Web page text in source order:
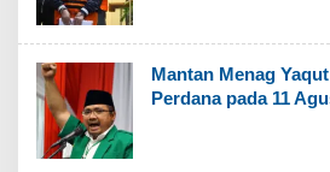
Mantan Menag
Perdana pada 11